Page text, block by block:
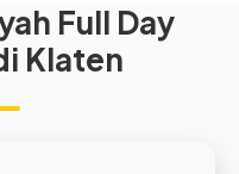
Full Day
Klaten